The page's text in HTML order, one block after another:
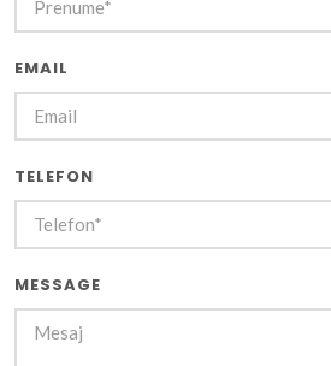
EMAIL
TELEFON
MESSAGE